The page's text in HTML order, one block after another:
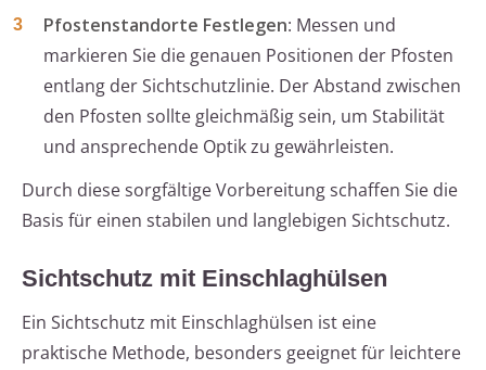
Pfostenstandorte Festlegen: Messen und
markieren Sie die genauen Positionen der Pfosten
entlang der Sichtschutzlinie. Der Abstand zwischen
den Pfosten sollte gleichmäßig sein, um Stabilität
und ansprechende Optik zu gewährleisten.
Durch diese sorgfältige Vorbereitung schaffen Sie die
Basis für einen stabilen und langlebigen Sichtschutz.
Sichtschutz mit Einschlaghülsen
Ein Sichtschutz mit Einschlaghülsen ist eine
praktische Methode, besonders geeignet für leichtere